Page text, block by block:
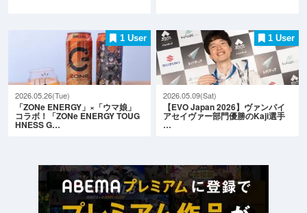
1 User
2026.05.26(Tue)
「ZONe ENERGY」×「ウマ娘」
コラボ！「ZONe ENERGY TOUG
HNESS G…
1 User
2026.05.09(Sat)
【EVO Japan 2026】ヴァンパイ
アセイヴァー部門優勝のKaji選手
…